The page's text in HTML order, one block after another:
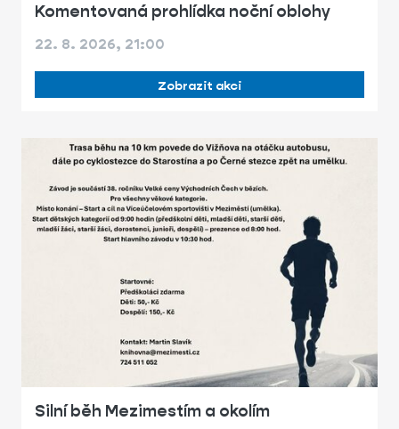
Komentovaná prohlídka noční oblohy
22. 8. 2026, 21:00
Zobrazit akci
Silní běh Mezimestím a okolím